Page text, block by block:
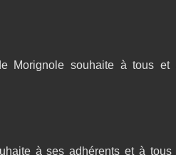
Morignole souhaite à tous et
à ses adhérents et à